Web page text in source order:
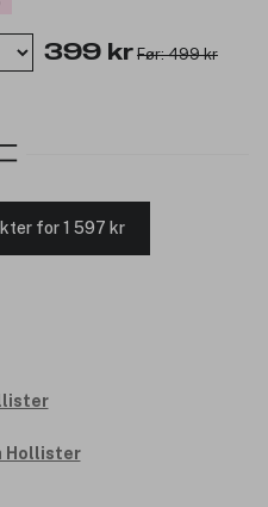
399 kr Før: 499 kr
for 1 597 kr
Hollister